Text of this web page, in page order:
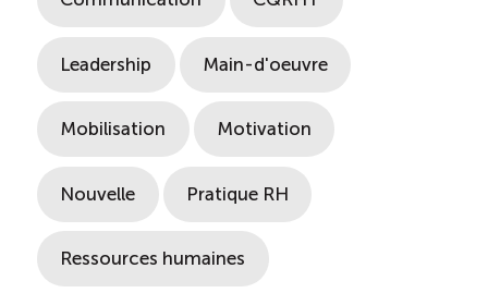
Leadership Main-d'oeuvre
Mobilisation Motivation
Nouvelle Pratique RH
Ressources humaines